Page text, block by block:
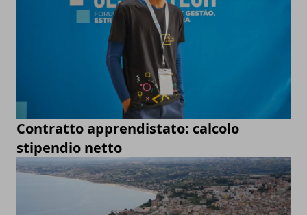
Contratto apprendistato: calcolo
stipendio netto